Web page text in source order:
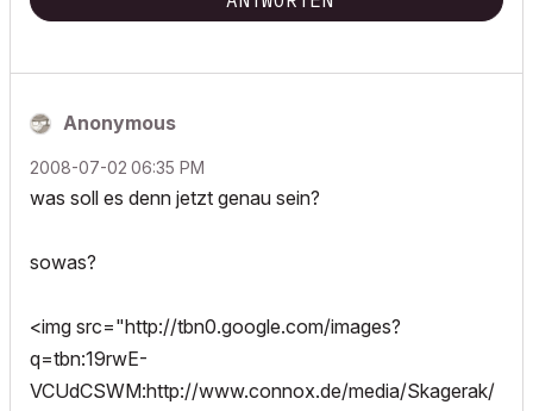
Anonymous
‎2008-07-02 06:35 PM
was soll es denn jetzt genau sein?
sowas?
<img src="http://tbn0.google.com/images?
q=tbn:19rwE-
VCUdCSWM:http://www.connox.de/media/Skagerak/